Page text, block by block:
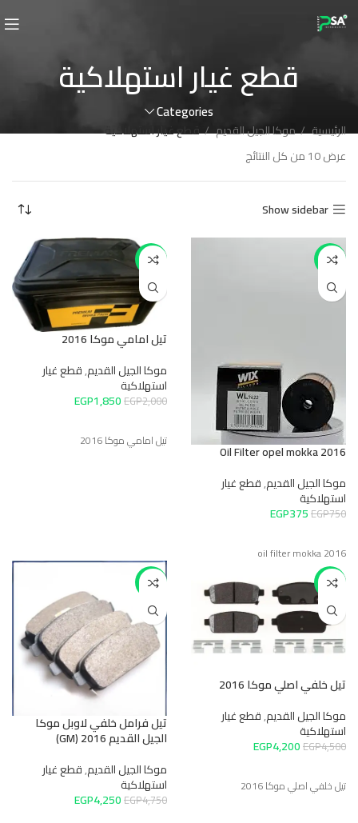
قطع غيار استهلاكية
Categories
الرئيسية موكا الجيل القديم
قطع غيار استهلاكية
عرض ⁦10⁩ من كل النتائج
Show sidebar
-50%
Oil Filter opel mokka 2016
موكا الجيل القديم,قطع غيار
استهلاكية
EGP750
EGP375
oil filter mokka 2016
-8%
تيل امامي موكا 2016
موكا الجيل القديم,قطع غيار
استهلاكية
EGP2,000
EGP1,850
تيل امامي موكا 2016
-7%
تيل خلفي اصلي موكا 2016
موكا الجيل القديم,قطع غيار
استهلاكية
EGP4,500
EGP4,200
تيل خلفي اصلي موكا 2016
-11%
تيل فرامل خلفي لاوبل موكا
الجيل القديم 2016 (GM)
موكا الجيل القديم,قطع غيار
استهلاكية
EGP4,750
EGP4,250